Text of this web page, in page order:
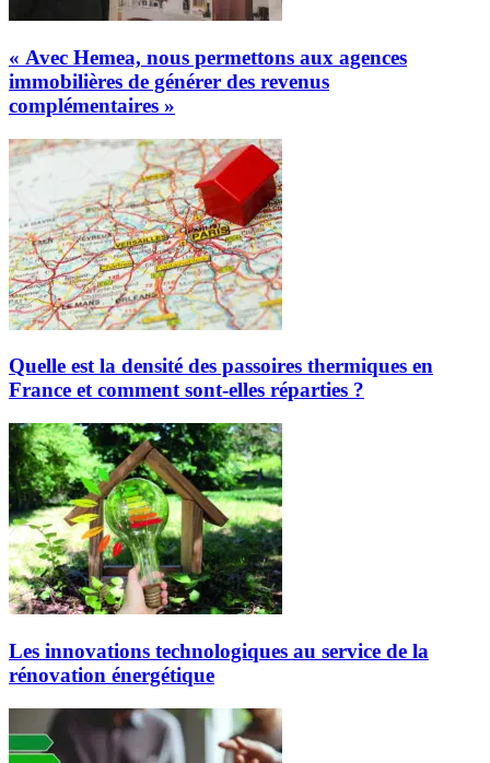
« Avec Hemea, nous permettons aux agences
immobilières de générer des revenus
complémentaires »
Quelle est la densité des passoires thermiques en
France et comment sont-elles réparties ?
Les innovations technologiques au service de la
rénovation énergétique